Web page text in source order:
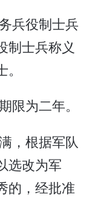
兵役制士兵
制士兵称义
限为二年。
，根据军队
选改为军
的，经批准